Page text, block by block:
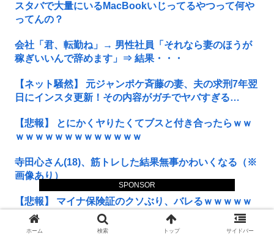
SPONSOR
スタバで大量にいるMacBookいじってるやつって何や
ってんの？
会社「君、転勤ね」→ 男性社員「それなら妻のほうが
稼ぎいいんで辞めます」⇒ 結果・・・
【ネット騒然】 元ジャンポケ斉藤の妻、夫の求刑7年翌
日にインスタ更新！その内容がガチでヤバすぎる…
【悲報】 とにかくヤりたくてブスと付き合ったらｗｗ
ｗｗｗｗｗｗｗｗｗｗｗｗｗ
寺田心さん(18)、筋トレした結果無事かわいくなる（※
画像あり）
【悲報】 マイナ保険証のクソぶり、バレるｗｗｗｗｗ
ｗｗｗｗ
ホーム 検索 トップ サイドバー